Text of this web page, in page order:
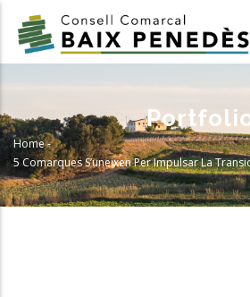
main
Breadcrumb
Home-
5 Comarques S’uneixen Per Impulsar La